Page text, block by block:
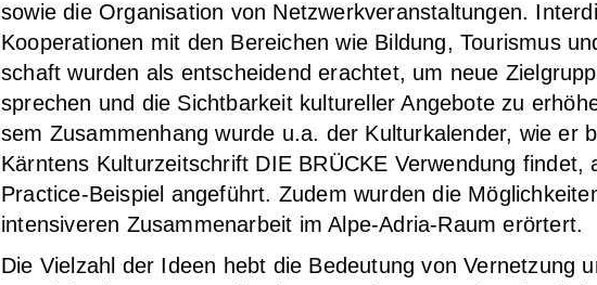
sowie die Orga­ni­sa­ti­on von Netz­werk­ver­an­stal­tun­gen.
Koope­ra­tio­nen mit den Berei­chen wie Bil­dung, Tou­ris­mus
schaft wur­den als ent­schei­dend erach­tet, um neue
spre­chen und die Sicht­bar­keit kul­tu­rel­ler Ange­bo­te zu
sem Zusam­men­hang wur­de u.a. der Kul­tur­ka­len­der, wie er
Kärn­tens Kul­tur­zeit­schrift DIE BRÜCKE Ver­wen­dung fin­det,
Prac­ti­ce-Bei­spiel ange­führt. Zudem wur­den die
inten­si­ve­ren Zusam­men­ar­beit im Alpe-Adria-Raum erör­tert.
Die Viel­zahl der Ideen hebt die Bedeu­tung von Ver­net­zung